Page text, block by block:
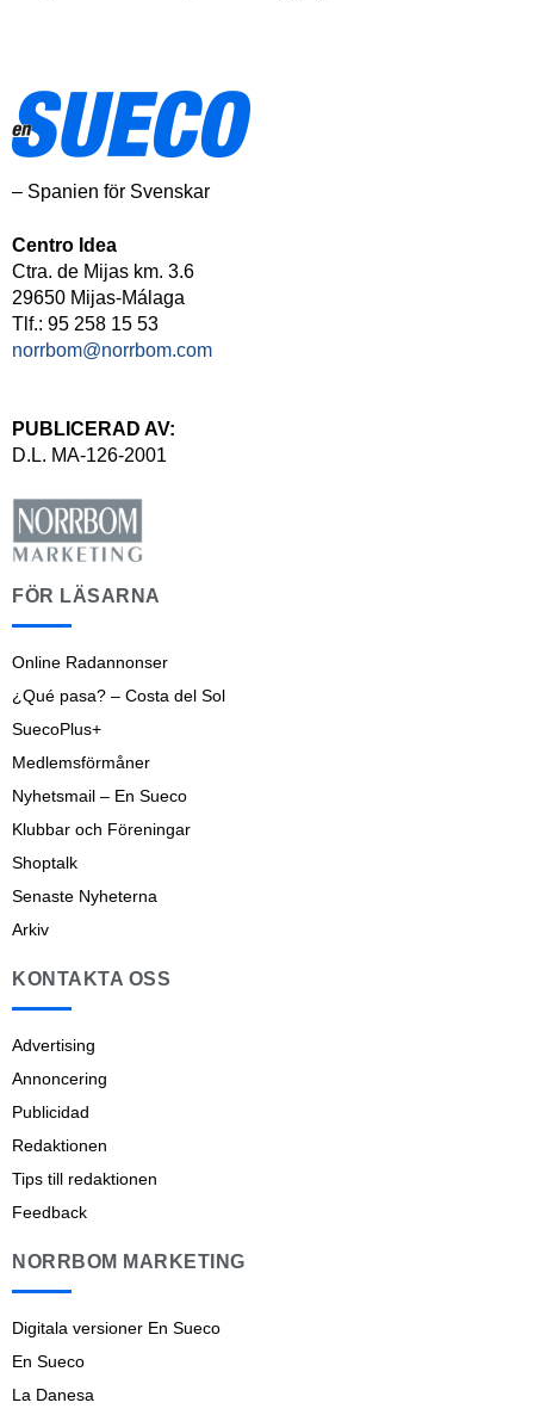
– Spanien för Svenskar
Centro Idea
Ctra. de Mijas km. 3.6
29650 Mijas-Málaga
Tlf.: 95 258 15 53
norrbom@norrbom.com
PUBLICERAD AV:
D.L. MA-126-2001
FÖR LÄSARNA
Online Radannonser
¿Qué pasa? – Costa del Sol
SuecoPlus+
Medlemsförmåner
Nyhetsmail – En Sueco
Klubbar och Föreningar
Shoptalk
Senaste Nyheterna
Arkiv
KONTAKTA OSS
Advertising
Annoncering
Publicidad
Redaktionen
Tips till redaktionen
Feedback
NORRBOM MARKETING
Digitala versioner En Sueco
En Sueco
La Danesa